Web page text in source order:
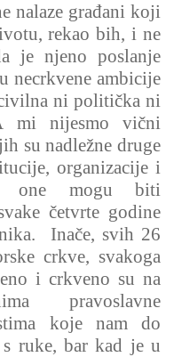
građani koji
rekao bih, i ne
je njeno poslanje
necrkvene ambicije
ni politička ni
mi nijesmo vični
su nadležne druge
organizacije i
one mogu biti
četvrte godine
Inače, svih 26
crkve, svakoga
i crkveno su na
pravoslavne
koje nam do
ruke, bar kad je u